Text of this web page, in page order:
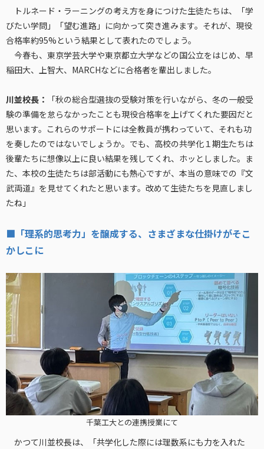
トルネード・ラーニングの考え方を身につけた生徒たちは、「学
びたい学問」「望む進路」に向かって突き進みます。それが、現役
合格率約95%という結果として表れたのでしょう。
今春も、東京学芸大学や東京都立大学などの国公立をはじめ、早
稲田大、上智大、MARCHなどに合格者を輩出しました。
川並校長：
「秋の総合型選抜の受験対策を行いながら、冬の一般受
験の準備を怠らなかったことも現役合格率を上げてくれた要因だと
思います。これらのサポートには全教員が携わっていて、それも功
を奏したのではないでしょうか。でも、高校の共学化１期生たちは
後輩たちに想像以上に良い結果を残してくれ、ホッとしました。ま
た、本校の生徒たちは部活動にも熱心ですが、本当の意味での『文
武両道』を見せてくれたと思います。改めて生徒たちを見直しまし
たね」
■「理系的思考力」を醸成する、さまざまな仕掛けがそこ
かしこに
千葉工大との連携授業にて
かつて川並校長は、「共学化した際には理数系にも力を入れた